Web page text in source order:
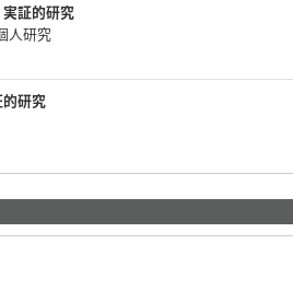
証的研究
人研究
研究